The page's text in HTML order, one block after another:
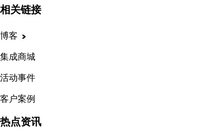
相关链接
博客
集成商城
活动事件
客户案例
热点资讯